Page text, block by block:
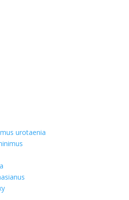
urotaenia